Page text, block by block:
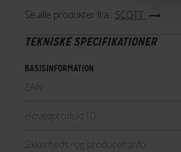
Scotts Foil
rytteren,
som
Lær mere
Se alle produkter fra : SCOTT
TEKNISKE SPECIFIKATIONER
BASISINFORMATION
EAN
Hovedprodukt ID
Sikkerheds- og producentinfo